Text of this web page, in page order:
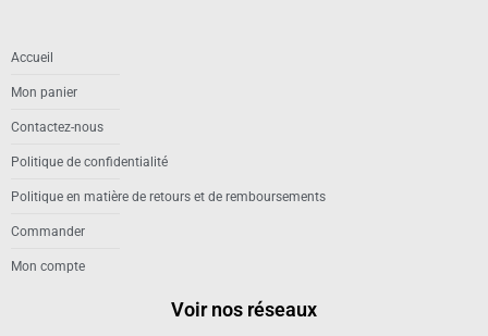
Accueil
Mon panier
Contactez-nous
Politique de confidentialité
Politique en matière de retours et de remboursements
Commander
Mon compte
Voir nos réseaux